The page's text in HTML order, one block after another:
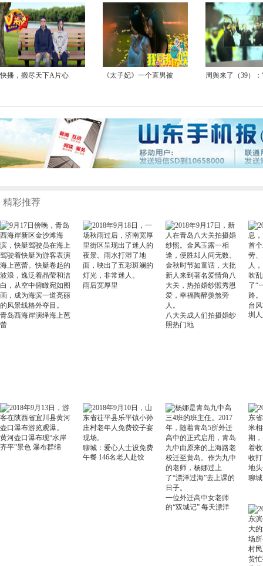
快播，搬尽天下A片心 《太子妃》一个直男被 周舆来了（39）：
精彩推荐
青岛西海岸演绎海上芭
蕾
雨后宽厚里
八大关成人们拍摄婚纱
照热门地
台
圳
黄河壶口瀑布现“水岸
齐平”景色 瀑布群绵
聊城：爱心人士设免费
午餐 146名老人赴饺
一位外迁高中女老师
的“双城记” 每天漂洋
聊